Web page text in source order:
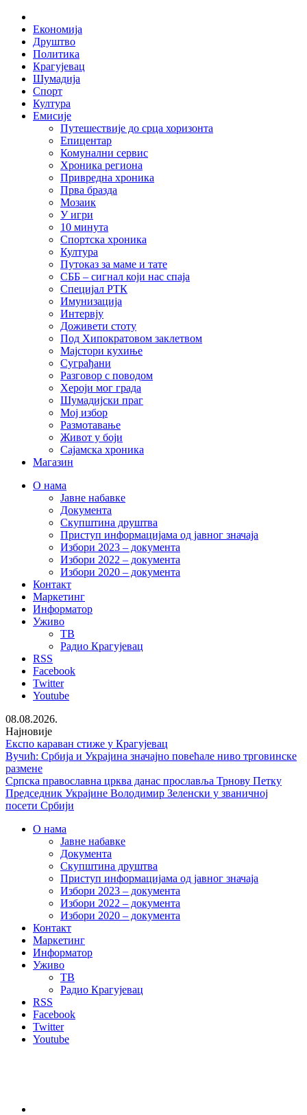
Skip
content
Економија
Друштво
Политика
Крагујевац
Шумадија
Спорт
Култура
Емисије
Путешествије до срца хоризонта
Епицентар
Комунални сервис
Хроника региона
Привредна хроника
Прва бразда
Мозаик
У игри
10 минута
Спортска хроника
Култура
Путоказ за маме и тате
СББ – сигнал који нас спаја
Специјал РТК
Имунизација
Интервју
Доживети стоту
Под Хипократовом заклетвом
Мајстори кухиње
Суграђани
Разговор с поводом
Хероји мог града
Шумадијски праг
Мој избор
Размотавање
Живот у боји
Сајамска хроника
Магазин
О нама
Јавне набавке
Документа
Скупштина друштва
Приступ информацијама од јавног значаја
Избори 2023 – документа
Избори 2022 – документа
Избори 2020 – документа
Контакт
Маркетинг
Информатор
Уживо
ТВ
Радио Крагујевац
RSS
Facebook
Twitter
Youtube
08.08.2026.
Најновије
Експо караван стиже у Крагујевац
Вучић: Србија и Украјина значајно повећале ниво трговинске
размене
Српска православна црква данас прославља Трнову Петку
Председник Украјине Володимир Зеленски у званичној
посети Србији
О нама
Јавне набавке
Документа
Скупштина друштва
Приступ информацијама од јавног значаја
Избори 2023 – документа
Избори 2022 – документа
Избори 2020 – документа
Контакт
Маркетинг
Информатор
Уживо
ТВ
Радио Крагујевац
RSS
Facebook
Twitter
Youtube